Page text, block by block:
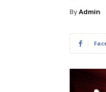
By Admin